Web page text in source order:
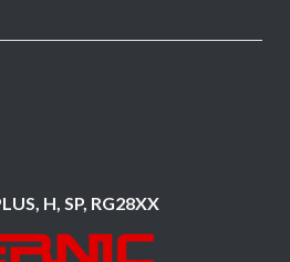
H, SP, RG28XX